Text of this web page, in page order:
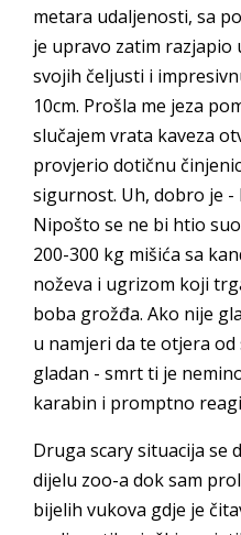
metara udaljenosti, sa
je upravo zatim razjapio
svojih čeljusti i
10cm. Prošla me jeza
slučajem vrata kaveza
provjerio dotičnu
sigurnost. Uh, dobro je -
Nipošto se ne bi htio
200-300 kg mišića sa
noževa i ugrizom koji
boba grožđa. Ako nije
u namjeri da te otjera
gladan - smrt ti je
karabin i promptno
Druga scary situacija se
dijelu zoo-a dok sam
bijelih vukova gdje je